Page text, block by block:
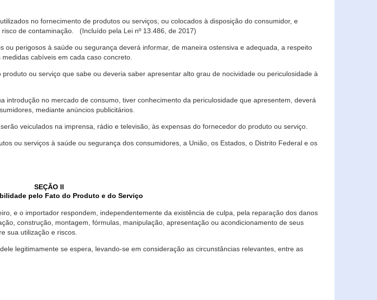
no fornecimento de produtos ou serviços, ou colocados à disposição do consumidor, e
de contaminação. (Incluído pela Lei nº 13.486, de 2017)
ou perigosos à saúde ou segurança deverá informar, de maneira ostensiva e adequada, a respeito
cabíveis em cada caso concreto.
ou serviço que sabe ou deveria saber apresentar alto grau de nocividade ou periculosidade à
introdução no mercado de consumo, tiver conhecimento da periculosidade que apresentem, deverá
mediante anúncios publicitários.
veiculados na imprensa, rádio e televisão, às expensas do fornecedor do produto ou serviço.
ou serviços à saúde ou segurança dos consumidores, a União, os Estados, o Distrito Federal e os
SEÇÃO II
pelo Fato do Produto e do Serviço
e o importador respondem, independentemente da existência de culpa, pela reparação dos danos
construção, montagem, fórmulas, manipulação, apresentação ou acondicionamento de seus
sua utilização e riscos.
legitimamente se espera, levando-se em consideração as circunstâncias relevantes, entre as